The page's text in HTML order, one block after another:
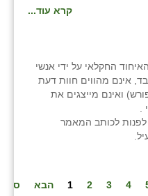
קרא עוד...
החקלאי על ידי אנשי
אינם מהווים חוות דעת
ואינם מייצגים את
לפנות לכותב המאמר
1 2 3 4 הבא
סיום